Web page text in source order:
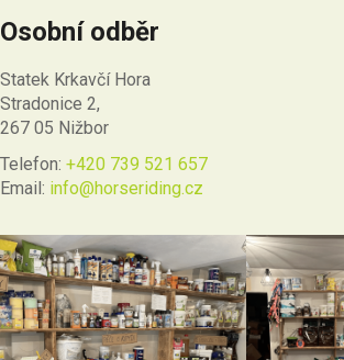
Osobní odběr
Statek Krkavčí Hora
Stradonice 2,
267 05 Nižbor
Telefon: +420 739 521 657
Email: info@horseriding.cz